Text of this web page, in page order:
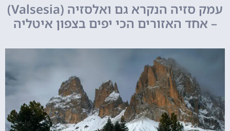
עמק סזיה הנקרא גם ואלסזיה (Valsesia)
– אחד האזורים הכי יפים בצפון איטליה